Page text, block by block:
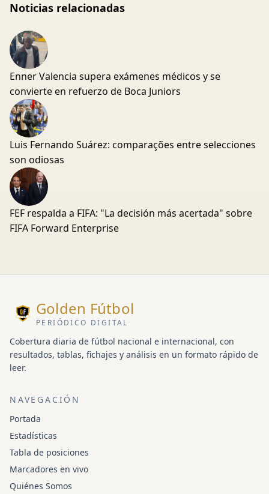
Noticias relacionadas
Enner Valencia supera exámenes médicos y se
convierte en refuerzo de Boca Juniors
Luis Fernando Suárez: comparações entre selecciones
son odiosas
FEF respalda a FIFA: "La decisión más acertada" sobre
FIFA Forward Enterprise
Golden Fútbol
PERIÓDICO DIGITAL
Cobertura diaria de fútbol nacional e internacional, con
resultados, tablas, fichajes y análisis en un formato rápido de
leer.
NAVEGACIÓN
Portada
Estadísticas
Tabla de posiciones
Marcadores en vivo
Quiénes Somos